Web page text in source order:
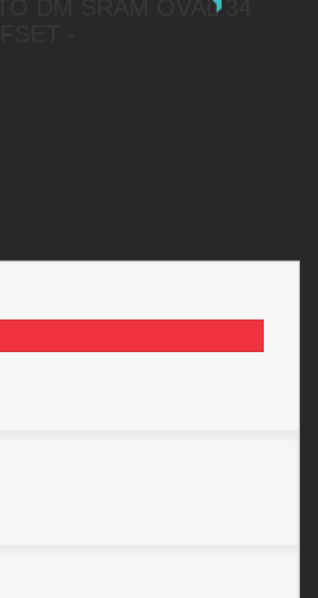
DM SRAM OVAL 34